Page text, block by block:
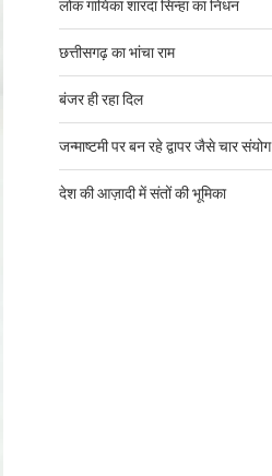
लोक गायिका शारदा सिन्हा का निधन
छत्तीसगढ़ का भांचा राम
बंजर ही रहा दिल
जन्माष्टमी पर बन रहे द्वापर जैसे चार संयोग
देश की आज़ादी में संतों की भूमिका